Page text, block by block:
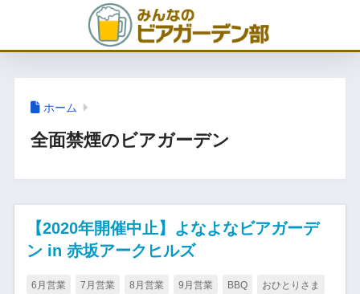
ホーム
全面禁煙のビアガーデン
【2020年開催中止】よなよなビアガーデ
ン in 赤坂アークヒルズ
6月営業 7月営業 8月営業 9月営業 BBQ おひとりさま